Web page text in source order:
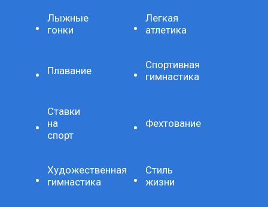
Лыжные
гонки
Легкая
атлетика
Плавание
Спортивная
гимнастика
Ставки
на
спорт
Фехтование
Художественная
гимнастика
Стиль
жизни